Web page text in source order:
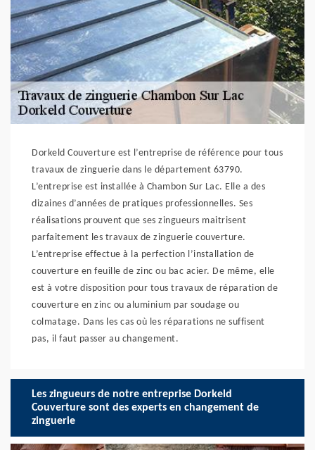
Dorkeld Couverture est l’entreprise de référence pour tous
travaux de zinguerie dans le département 63790.
L’entreprise est installée à Chambon Sur Lac. Elle a des
dizaines d’années de pratiques professionnelles. Ses
réalisations prouvent que ses zingueurs maitrisent
parfaitement les travaux de zinguerie couverture.
L’entreprise effectue à la perfection l’installation de
couverture en feuille de zinc ou bac acier. De même, elle
est à votre disposition pour tous travaux de réparation de
couverture en zinc ou aluminium par soudage ou
colmatage. Dans les cas où les réparations ne suffisent
pas, il faut passer au changement.
Les zingueurs de notre entreprise Dorkeld
Couverture sont des experts en changement de
zinguerie